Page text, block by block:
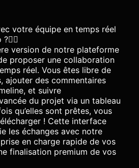
votre équipe en temps réel
?
version de notre plateforme
proposer une collaboration
réel. Vous êtes libre de
ajouter des commentaires
et suivre
du projet via un tableau
qu’elles sont prêtes, vous
! Cette interface
les échanges avec notre
en charge rapide de vos
finalisation premium de vos